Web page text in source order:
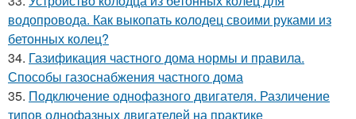
водопровода. Как выкопать колодец своими руками из
бетонных колец?
34. Газификация частного дома нормы и правила.
Способы газоснабжения частного дома
35. Подключение однофазного двигателя. Различение
типов однофазных двигателей на практике